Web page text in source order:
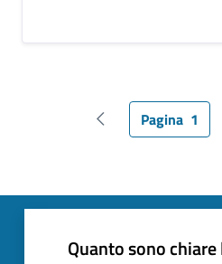
Pagina precedente
Pagina 1
Quanto sono